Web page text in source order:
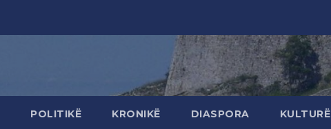
POLITIKË KRONIKË DIASPORA KULTURË